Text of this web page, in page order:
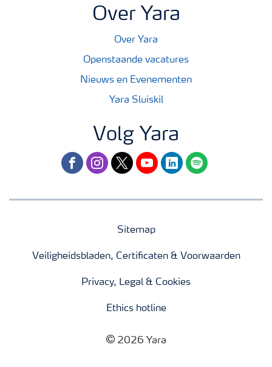
Over Yara
Over Yara
Openstaande vacatures
Nieuws en Evenementen
Yara Sluiskil
Volg Yara
facebookinstagram
twitteryoutubelinkedinspotify
Sitemap
Veiligheidsbladen, Certificaten & Voorwaarden
Privacy, Legal & Cookies
Ethics hotline
2026 Yara